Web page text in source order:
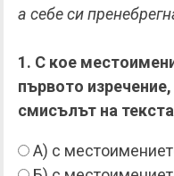
а себе си
1. С кое
първото
смисълът на
А) с